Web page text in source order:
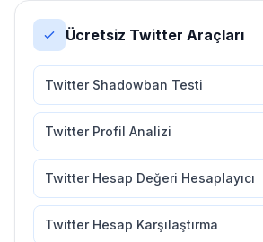
Ücretsiz Twitter Araçları
Twitter Shadowban Testi
Twitter Profil Analizi
Twitter Hesap Değeri Hesaplayıcı
Twitter Hesap Karşılaştırma